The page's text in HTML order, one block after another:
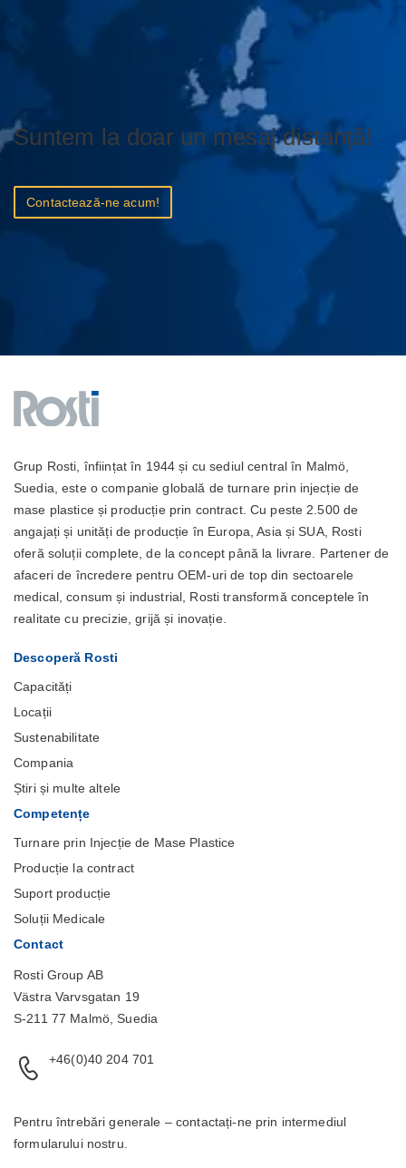
Suntem la doar un mesaj distanță!
Contactează-ne acum!
Grup Rosti, înființat în 1944 și cu sediul central în Malmö,
Suedia, este o companie globală de turnare prin injecție de
mase plastice și producție prin contract. Cu peste 2.500 de
angajați și unități de producție în Europa, Asia și SUA, Rosti
oferă soluții complete, de la concept până la livrare. Partener de
afaceri de încredere pentru OEM-uri de top din sectoarele
medical, consum și industrial, Rosti transformă conceptele în
realitate cu precizie, grijă și inovație.
Descoperă Rosti
Capacități
Locații
Sustenabilitate
Compania
Știri și multe altele
Competențe
Turnare prin Injecție de Mase Plastice
Producție la contract
Suport producție
Soluții Medicale
Contact
Rosti Group AB
Västra Varvsgatan 19
S-211 77 Malmö, Suedia
+46(0)40 204 701
Pentru întrebări generale – contactați-ne prin intermediul
formularuluinostru.